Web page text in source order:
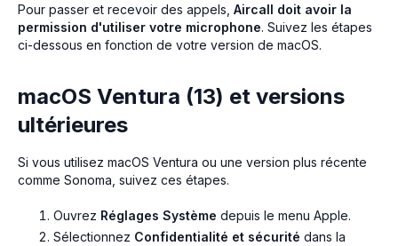
Pour passer et recevoir des appels, Aircall doit avoir la
permission d'utiliser votre microphone. Suivez les étapes
ci-dessous en fonction de votre version de macOS.
macOS Ventura (13) et versions
ultérieures
Si vous utilisez macOS Ventura ou une version plus récente
comme Sonoma, suivez ces étapes.
Ouvrez Réglages Système depuis le menu Apple.
Sélectionnez Confidentialité et sécurité dans la